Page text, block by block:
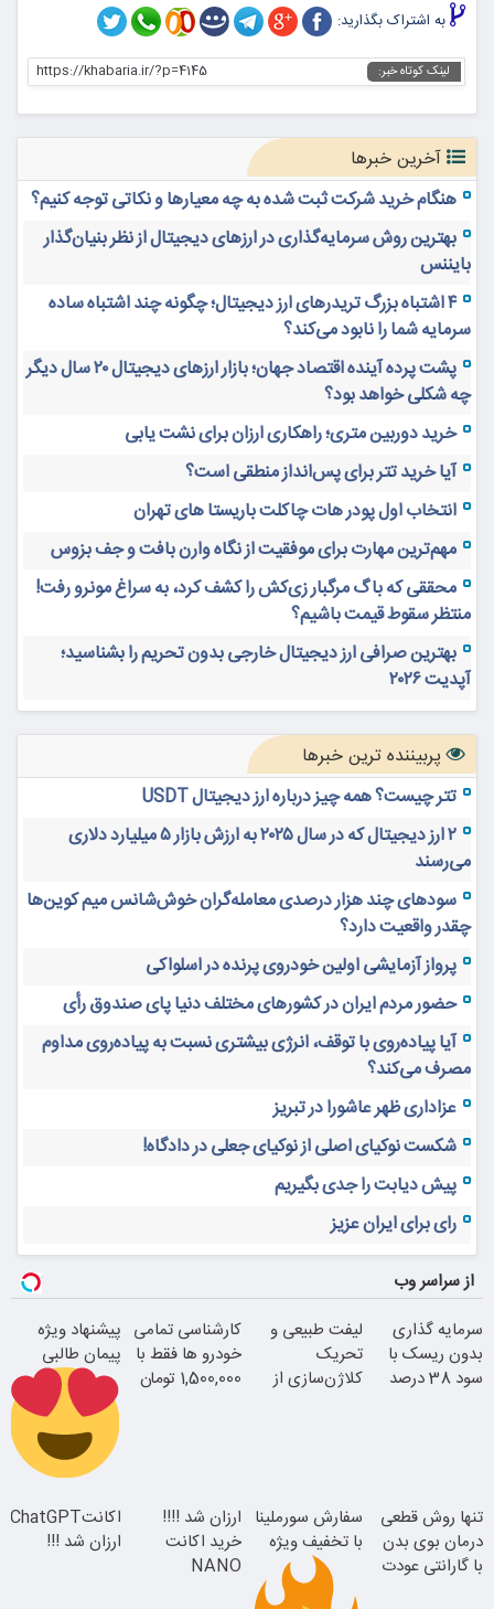
به اشتراک بگذارید:
لینک کوتاه خبر: https://khabaria.ir/?p=4145
آخرین خبرها
هنگام خرید شرکت ثبت شده به چه معیارها و نکاتی توجه کنیم؟
بهترین روش سرمایه‌گذاری در ارزهای دیجیتال از نظر بنیان‌گذار
بایننس
۴ اشتباه بزرگ تریدرهای ارز دیجیتال؛ چگونه چند اشتباه ساده
سرمایه شما را نابود می‌کند؟
پشت پرده آینده اقتصاد جهان؛ بازار ارزهای دیجیتال ۲۰ سال دیگر
چه شکلی خواهد بود؟
خرید دوربین متری؛ راهکاری ارزان برای نشت یابی
آیا خرید تتر برای پس‌انداز منطقی است؟
انتخاب اول پودر هات چاکلت باریستا های تهران
مهم‌ترین مهارت برای موفقیت از نگاه وارن بافت و جف بزوس
محققی که باگ مرگبار زی‌کش را کشف کرد، به سراغ مونرو رفت!
منتظر سقوط قیمت باشیم؟
بهترین صرافی ارز دیجیتال خارجی بدون تحریم را بشناسید؛
آپدیت ۲۰۲۶
پربیننده ترین خبرها
تتر چیست؟ همه چیز درباره ارز دیجیتال USDT
۲ ارز دیجیتال که در سال ۲۰۲۵ به ارزش بازار ۵ میلیارد دلاری
می‌رسند
سودهای چند هزار درصدی معامله‌گران خوش‌شانس میم کوین‌ها
چقدر واقعیت دارد؟
پرواز آزمایشی اولین خودروی پرنده در اسلواکی
حضور مردم ایران در کشورهای مختلف دنیا پای صندوق رأی
آیا پیاده‌روی با توقف، انرژی بیشتری نسبت به پیاده‌روی مداوم
مصرف می‌کند؟
عزاداری ظهر عاشورا در تبریز
شکست نوکیای اصلی از نوکیای جعلی در دادگاه!
پیش دیابت را جدی بگیریم
رای برای ایران عزیز
از سراسر وب
سرمایه گذاری
بدون ریسک با
سود 38 درصد
لیفت طبیعی و
تحریک
کلاژن‌سازی از
جوان شو
کارشناسی تمامی
خودرو ها فقط با
1,500,000 تومان
پیشنهاد ویژه
پیمان طالبی
با تخفیف ویژه
تنها روش قطعی
درمان بوی بدن
با گارانتی عودت
سفارش سورملینا
با تخفیف ویژه
ارزان شد !!!!
خرید اکانت
NANO
اکانتChatGPT
ارزان شد !!!